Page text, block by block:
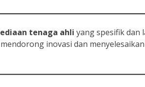
tenaga ahli yang spesifik dan
inovasi dan